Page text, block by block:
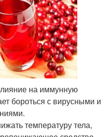
на иммунную
бороться с вирусными и
температуру тела,